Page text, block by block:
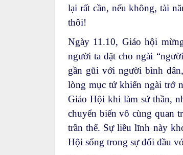
lại rất cần, nếu không, tài
thôi!
Ngày 11.10, Giáo hội
người ta đặt cho ngài
gần gũi với người bình
lòng mục tử khiến ngài trở
Giáo Hội khi làm sứ thần,
chuyển biến vô cùng quan
trần thế. Sự liều lĩnh này
Hội sống trong sự đối đầu